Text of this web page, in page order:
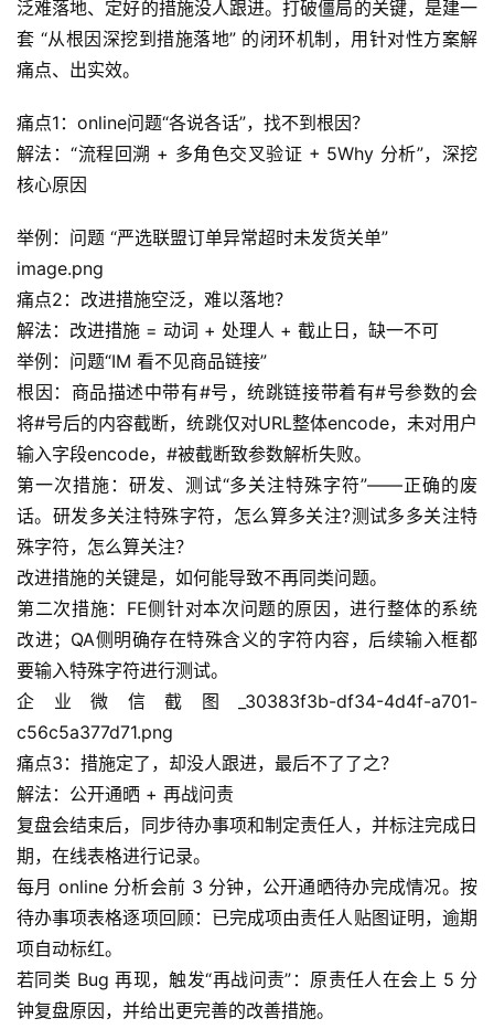
泛难落地、定好的措施没人跟进。打破僵局的关键，是建一
套 “从根因深挖到措施落地” 的闭环机制，用针对性方案解
痛点、出实效。
痛点1：online问题“各说各话”，找不到根因？
解法：“流程回溯 + 多角色交叉验证 + 5Why 分析”，深挖
核心原因
举例：问题 “严选联盟订单异常超时未发货关单”
image.png
痛点2：改进措施空泛，难以落地？
解法：改进措施 = 动词 + 处理人 + 截止日，缺一不可
举例：问题“IM 看不见商品链接”
根因：商品描述中带有#号，统跳链接带着有#号参数的会
将#号后的内容截断，统跳仅对URL整体encode，未对用户
输入字段encode，#被截断致参数解析失败。
第一次措施：研发、测试“多关注特殊字符”——正确的废
话。研发多关注特殊字符，怎么算多关注?测试多多关注特
殊字符，怎么算关注？
改进措施的关键是，如何能导致不再同类问题。
第二次措施：FE侧针对本次问题的原因，进行整体的系统
改进；QA侧明确存在特殊含义的字符内容，后续输入框都
要输入特殊字符进行测试。
企业微信截图_30383f3b-df34-4d4f-a701-
c56c5a377d71.png
痛点3：措施定了，却没人跟进，最后不了了之？
解法：公开通晒 + 再战问责
复盘会结束后，同步待办事项和制定责任人，并标注完成日
期，在线表格进行记录。
每月 online 分析会前 3 分钟，公开通晒待办完成情况。按
待办事项表格逐项回顾：已完成项由责任人贴图证明，逾期
项自动标红。
若同类 Bug 再现，触发“再战问责”：原责任人在会上 5 分
钟复盘原因，并给出更完善的改善措施。